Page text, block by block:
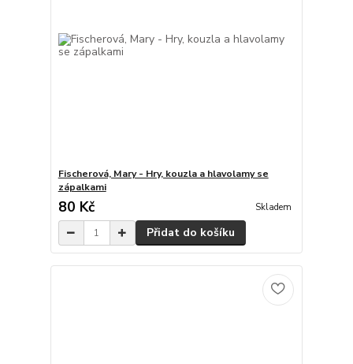
Fischerová, Mary - Hry, kouzla a hlavolamy se
zápalkami
80 Kč Skladem
Přidat do košíku